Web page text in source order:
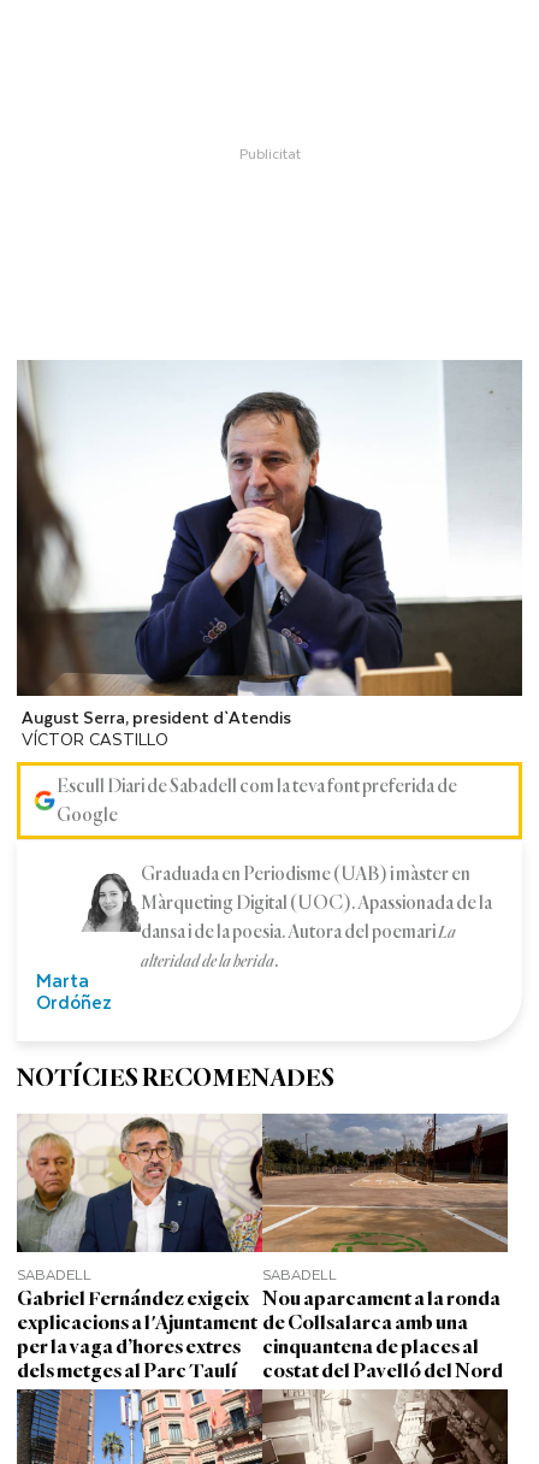
August Serra, president d`Atendis
VÍCTOR CASTILLO
Escull Diari de Sabadell com la teva font preferida de
Google
Marta
Ordóñez
Graduada en Periodisme (UAB) i màster en
Màrqueting Digital (UOC). Apassionada de la
dansa i de la poesia. Autora del poemariLa
alteridad de la herida.
NOTÍCIES RECOMENADES
SABADELL
Gabriel Fernández exigeix
explicacions a l'Ajuntament
per la vaga d’hores extres
dels metges al Parc Taulí
SABADELL
Nou aparcament a la ronda
de Collsalarca amb una
cinquantena de places al
costat del Pavelló del Nord